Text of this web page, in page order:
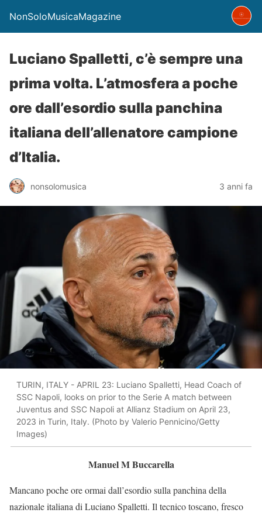
NonSoloMusicaMagazine
Luciano Spalletti, c’è sempre una
prima volta. L’atmosfera a poche
ore dall’esordio sulla panchina
italiana dell’allenatore campione
d’Italia.
nonsolomusica 3 anni fa
TURIN, ITALY - APRIL 23: Luciano Spalletti, Head Coach of
SSC Napoli, looks on prior to the Serie A match between
Juventus and SSC Napoli at Allianz Stadium on April 23,
2023 in Turin, Italy. (Photo by Valerio Pennicino/Getty
Images)
Manuel M Buccarella
Mancano poche ore ormai dall’esordio sulla panchina della
nazionale italiana di Luciano Spalletti. Il tecnico toscano, fresco